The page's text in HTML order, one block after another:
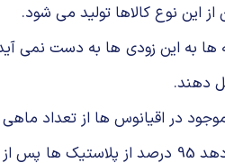
به این زودی ها به دست نمی
دهند.